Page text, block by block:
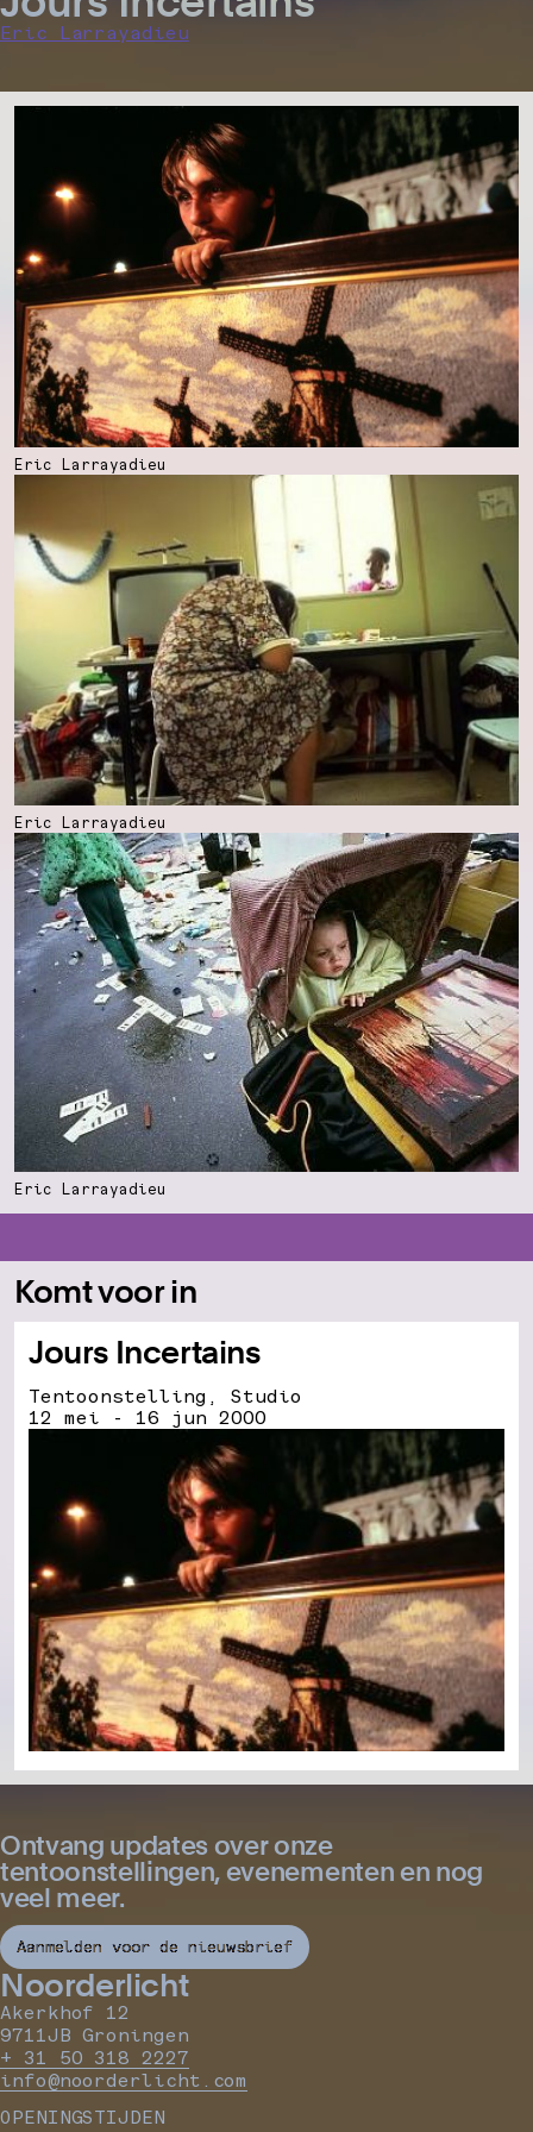
Eric Larrayadieu
Eric Larrayadieu
Eric Larrayadieu
Eric Larrayadieu
Komt voor in
Jours Incertains
Tentoonstelling, Studio
12 mei - 16 jun 2000
Ontvang updates over onze
tentoonstellingen, evenementen en nog
veel meer.
Aanmelden voor de nieuwsbrief
Noorderlicht
Akerkhof 12
9711JB Groningen
+ 31 50 318 2227
info@noorderlicht.com
OPENINGSTIJDEN